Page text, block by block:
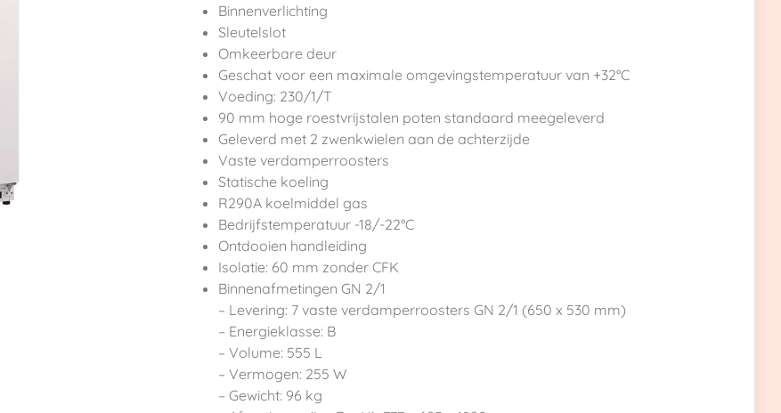
Binnenverlichting
Sleutelslot
Omkeerbare deur
Geschat voor een maximale omgevingstemperatuur van +32°C
Voeding: 230/1/T
90 mm hoge roestvrijstalen poten standaard meegeleverd
Geleverd met 2 zwenkwielen aan de achterzijde
Vaste verdamperroosters
Statische koeling
R290A koelmiddel gas
Bedrijfstemperatuur -18/-22°C
Ontdooien handleiding
Isolatie: 60 mm zonder CFK
Binnenafmetingen GN 2/1
– Levering: 7 vaste verdamperroosters GN 2/1 (650 x 530 mm)
– Energieklasse: B
– Volume: 555 L
– Vermogen: 255 W
– Gewicht: 96 kg